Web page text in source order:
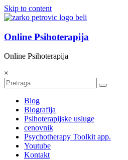
Skip to content
Online Psihoterapija
Online Psihoterapija
×
Blog
Biografija
Psihoterapijske usluge
cenovnik
Psychotherapy Toolkit app.
Youtube
Kontakt